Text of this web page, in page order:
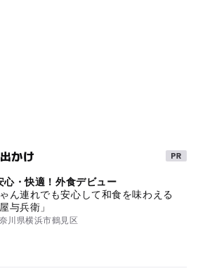
かけ
・快適！外食デビュー
ん連れでも安心して和食を味わえる
与兵衛」
川県横浜市鶴見区